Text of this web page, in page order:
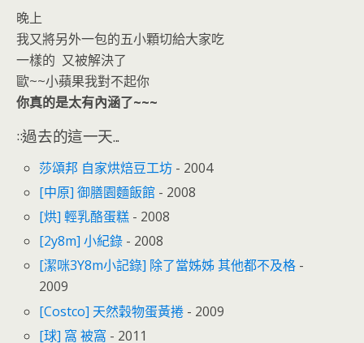
晚上
我又將另外一包的五小顆切給大家吃
一樣的 又被解決了
歐~~小蘋果我對不起你
你真的是太有內涵了~~~
::過去的這一天...
莎頌邦 自家烘焙豆工坊 - 2004
[中原] 御膳園麵飯館 - 2008
[烘] 輕乳酪蛋糕 - 2008
[2y8m] 小紀錄 - 2008
[潔咪3Y8m小記錄] 除了當姊姊 其他都不及格 -
2009
[Costco] 天然穀物蛋黃捲 - 2009
[球] 窩 被窩 - 2011